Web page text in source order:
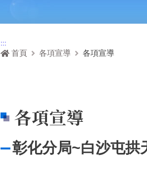
:::
首頁 各項宣導 各項宣導
各項宣導
彰化分局~白沙屯拱